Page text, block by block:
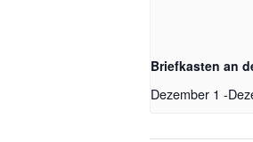
Briefkasten an
Dezember 1 -